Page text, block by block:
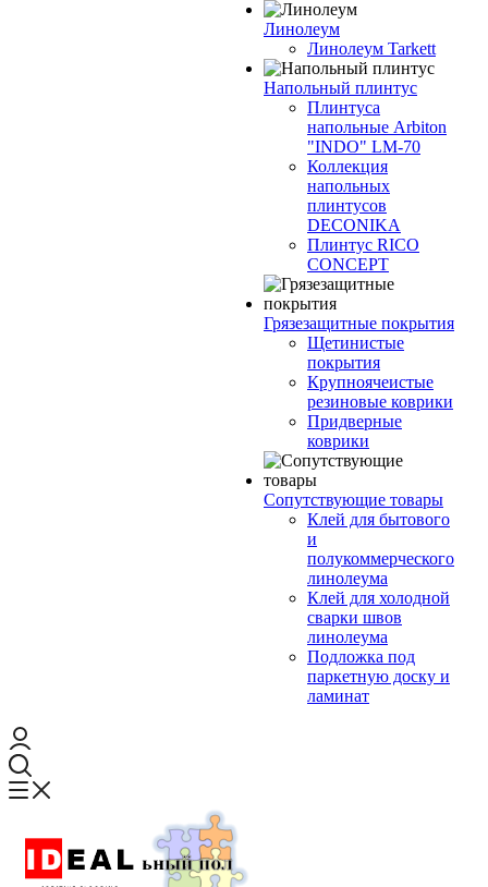
Линолеум
Линолеум Tarkett
Напольный плинтус
Плинтуса
напольные Arbiton
"INDO" LM-70
Коллекция
напольных
плинтусов
DECONIKA
Плинтус RICO
CONCEPT
Грязезащитные покрытия
Щетинистые
покрытия
Крупноячеистые
резиновые коврики
Придверные
коврики
Сопутствующие товары
Клей для бытового
и
полукоммерческого
линолеума
Клей для холодной
сварки швов
линолеума
Подложка под
паркетную доску и
ламинат